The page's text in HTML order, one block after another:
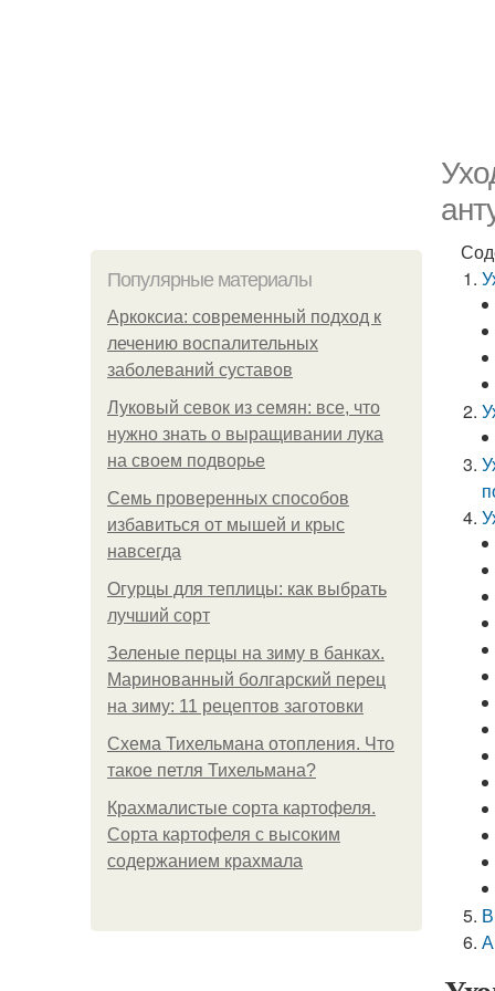
Популярные материалы
Аркоксиа: современный подход к
лечению воспалительных
заболеваний суставов
Луковый севок из семян: все, что
нужно знать о выращивании лука
на своем подворье
Семь проверенных способов
избавиться от мышей и крыс
навсегда
Огурцы для теплицы: как выбрать
лучший сорт
Зеленые перцы на зиму в банках.
Маринованный болгарский перец
на зиму: 11 рецептов заготовки
Схема Тихельмана отопления. Что
такое петля Тихельмана?
Крахмалистые сорта картофеля.
Сорта картофеля с высоким
содержанием крахмала